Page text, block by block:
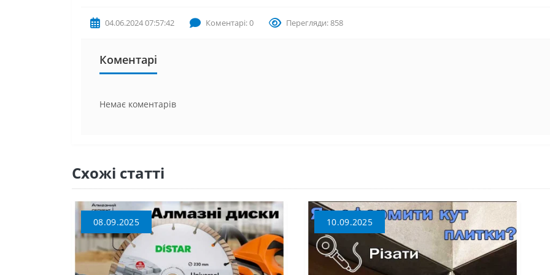
04.06.2024 07:57:42 Коментарі: 0 Перегляди: 858
Коментарі
Немає коментарів
Схожі статті
08.09.2025 10.09.2025